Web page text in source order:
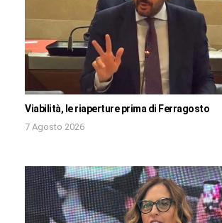
Viabilità, le riaperture prima di Ferragosto
7 Agosto 2026